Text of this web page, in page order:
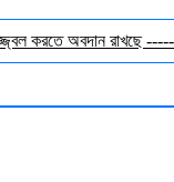
উজ্জ্বল করতে অবদান রাখছে